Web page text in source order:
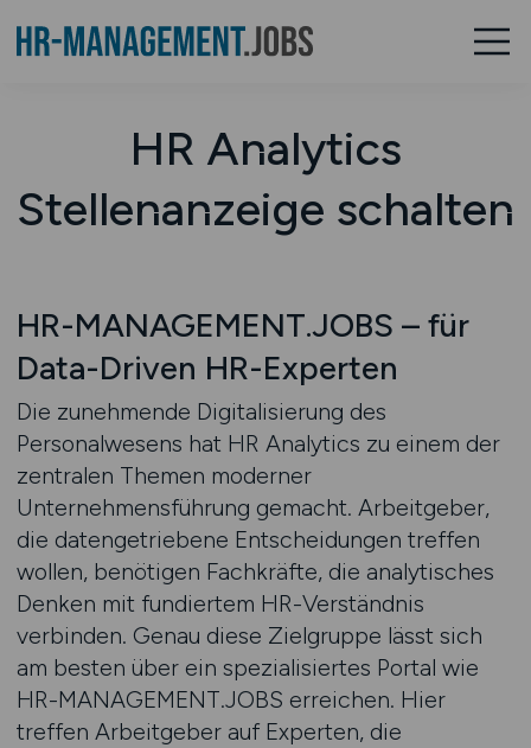
HR Analytics
Stellenanzeige schalten
HR-MANAGEMENT.JOBS – für
Data-Driven HR-Experten
Die zunehmende Digitalisierung des
Personalwesens hat HR Analytics zu einem der
zentralen Themen moderner
Unternehmensführung gemacht. Arbeitgeber,
die datengetriebene Entscheidungen treffen
wollen, benötigen Fachkräfte, die analytisches
Denken mit fundiertem HR-Verständnis
verbinden. Genau diese Zielgruppe lässt sich
am besten über ein spezialisiertes Portal wie
HR-MANAGEMENT.JOBS erreichen. Hier
treffen Arbeitgeber auf Experten, die